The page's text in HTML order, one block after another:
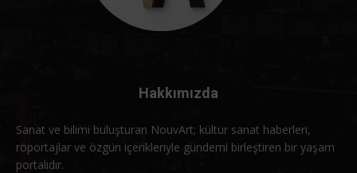
Hakkımızda
Sanat ve bilimi buluşturan NouvArt; kültür sanat haberleri,
röportajlar ve özgün içerikleriyle gündemi birleştiren bir yaşam
portalıdır.